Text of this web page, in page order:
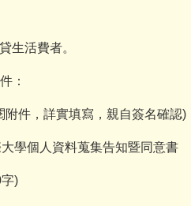
生活費者。
：
附件，詳實填寫，親自簽名確認)
學個人資料蒐集告知暨同意書
)